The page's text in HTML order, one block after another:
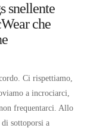
snellente
che
Ci rispettiamo,
a incrociarci,
frequentarci. Allo
di sottoporsi a